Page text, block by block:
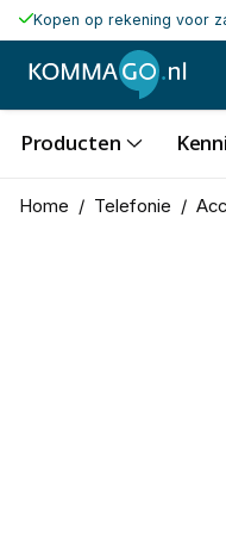
Kopen op rekening voor
Producten
Home / Telefonie /